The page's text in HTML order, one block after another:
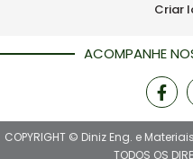
Criar
ACOMPANHE
COPYRIGHT © Diniz Eng. e
TODOS OS